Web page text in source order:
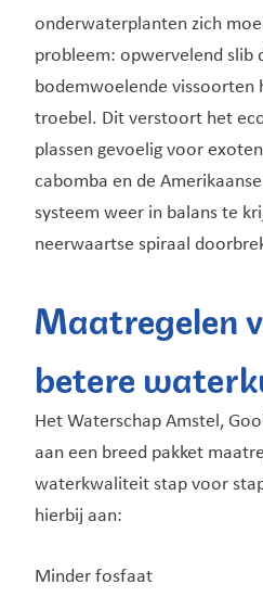
onderwaterplanten zich
probleem: opwervelend slib
bodemwoelende vissoorten
troebel. Dit verstoort het
plassen gevoelig voor
cabomba en de
systeem weer in balans te
neerwaartse spiraal
Maatregelen
betere
Het Waterschap Amstel,
aan een breed pakket
waterkwaliteit stap voor
hierbij aan:
Minder fosfaat